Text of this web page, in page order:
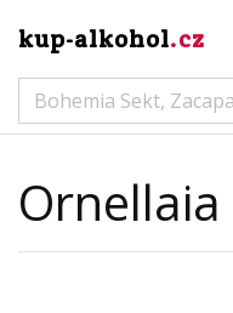
kup-alkohol.cz
Ornellaia